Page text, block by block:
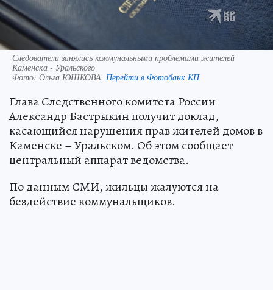
Следователи занялись коммунальными проблемами жителей
Каменска - Уральского
Фото: Ольга ЮШКОВА. Перейти в Фотобанк КП
Глава Следственного комитета России
Александр Бастрыкин получит доклад,
касающийся нарушения прав жителей домов в
Каменске – Уральском. Об этом сообщает
центральный аппарат ведомства.
По данным СМИ, жильцы жалуются на
бездействие коммунальщиков.